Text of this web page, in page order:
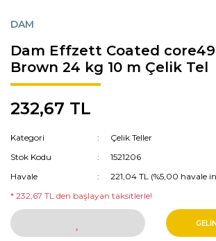
DAM
Dam Effzett Coated
Brown 24 kg 10 m Çelik Tel
232,67 TL
Kategori
Çelik Teller
Stok Kodu
1521206
Havale
221,04 TL (%5,00 havale
* 232,67 TL den başlayan taksitlerle!